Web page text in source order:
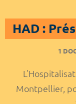
HAD :
1
Montpellier,